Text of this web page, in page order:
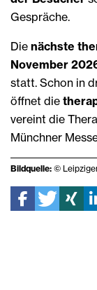
Gespräche.
Die nächste
November
statt. Schon in
öffnet die
vereint die
Münchner
Bildquelle: ©